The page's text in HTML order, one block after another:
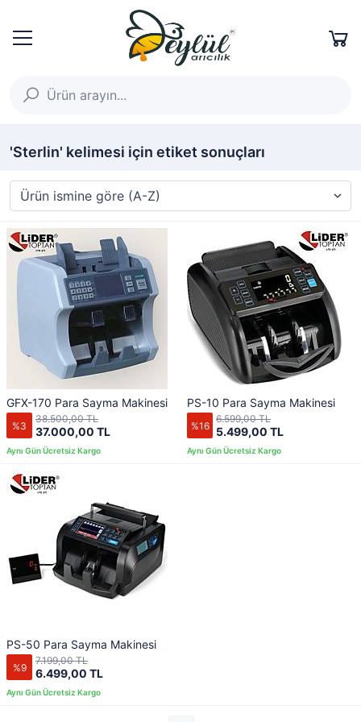
'Sterlin' kelimesi için etiket sonuçları
GFX-170 Para Sayma Makinesi
%3 37.000,00 TL
38.500,00 TL
PS-10 Para Sayma Makinesi
%16 5.499,00 TL
6.599,00 TL
PS-50 Para Sayma Makinesi
%9 6.499,00 TL
7.199,00 TL